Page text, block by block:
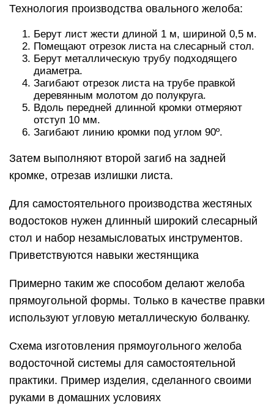
Технология производства овального желоба:
Берут лист жести длиной 1 м, шириной 0,5 м.
Помещают отрезок листа на слесарный стол.
Берут металлическую трубу подходящего
диаметра.
Загибают отрезок листа на трубе правкой
деревянным молотом до полукруга.
Вдоль передней длинной кромки отмеряют
отступ 10 мм.
Загибают линию кромки под углом 90º.
Затем выполняют второй загиб на задней
кромке, отрезав излишки листа.
Для самостоятельного производства жестяных
водостоков нужен длинный широкий слесарный
стол и набор незамысловатых инструментов.
Приветствуются навыки жестянщика
Примерно таким же способом делают желоба
прямоугольной формы. Только в качестве правки
используют угловую металлическую болванку.
Схема изготовления прямоугольного желоба
водосточной системы для самостоятельной
практики. Пример изделия, сделанного своими
руками в домашних условиях